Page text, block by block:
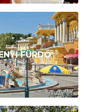
FÜRDŐ